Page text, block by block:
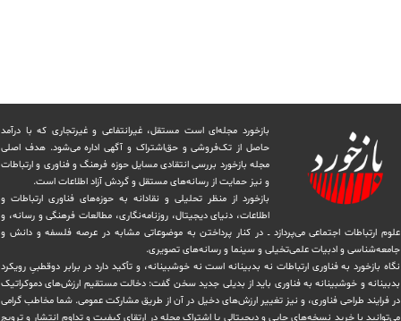
بازخورد مجله‌ای است مستقل، غیرانتفاعی و غیرتجاری که با درآمد
حاصل از تک‌فروشی و حق‌اشتراک و آگهی اداره می‌شود. ‏هدف اصلی
مجله بازخورد بررسی انتقادی مسایل حوزه فرهنگ و فناوری و ارتباطات
و نیز حمایت از رسانه‌های مستقل و‌ گردش ‏آزاد اطلاعات است.
بازخورد از منظر تحلیلی و نقادانه به حوزه‌های فناوری ارتباطات و
اطلاعات، دنیای دیجیتال، روزنامه‌نگاری، ‏مطالعات فرهنگی و رسانه، و
علوم ارتباطات اجتماعی می‌پردازد ــ در کنار پرداختن به موضوعاتی مشابه در عرصه فلسفه و دانش و
‏جامعه‌شناسی و ادبیات علمی‌تخیلی و سینما و رسانه‌های تصویری.
نگاه بازخورد به فناوری ارتباطات نه بدبینانه است نه خوشبینانه، و تأکید دارد ‏در برابر دوقطبیِ رویکرد
بدبینانه و خوشبینانه به فناوری باید از بدیلی جدید سخن گفت: دخالت مستقیم ارزش‌های دموکراتیک
در ‏فرایند طراحی فناوری، و نیز تغییر ارزش‌های دخيل در آن از طریق مشاركت عمومی. شما مخاطب گرامی
می‌توانید با خرید نسخه‌های چاپی و دیجیتالی یا ‏اشتراک مجله در ارتقای کیفیت و تداوم انتشار و ترویج